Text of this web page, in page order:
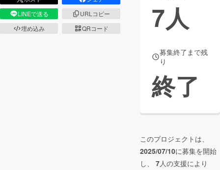
CAMPFIREふるさと納税
コミュニティ
LINEで送る
URLコピー
埋め込み
QRコード 7人
募集終了まで残
り
終了
このプロジェクトは、
2025/07/10に募集を開始
し、 7人の支援により